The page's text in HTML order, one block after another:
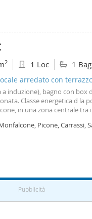
2 1 Loc 1
arredato con
induzione), bagno con box
Classe energetica d la
in una zona centrale tra
mercatino rionale e
Picone, Carrassi,
Pubblicità